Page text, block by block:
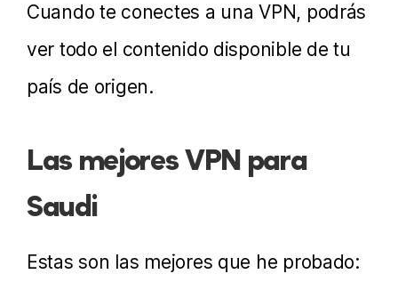
Cuando te conectes a una VPN, podrás
ver todo el contenido disponible de tu
país de origen.
Las mejores VPN para
Saudi
Estas son las mejores que he probado: